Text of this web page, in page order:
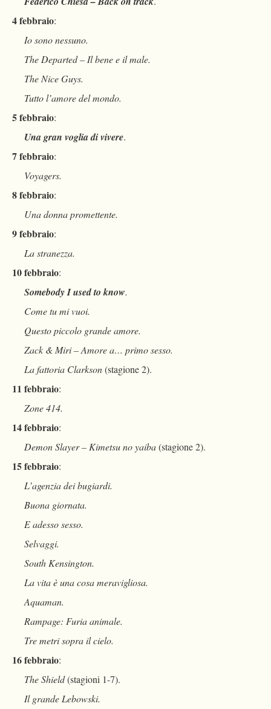
4 febbraio:
Io sono nessuno.
The Departed – Il bene e il male.
The Nice Guys.
Tutto l’amore del mondo.
5 febbraio:
Una gran voglia di vivere.
7 febbraio:
Voyagers.
8 febbraio:
Una donna promettente.
9 febbraio:
La stranezza.
10 febbraio:
Somebody I used to know.
Come tu mi vuoi.
Questo piccolo grande amore.
Zack & Miri – Amore a… primo sesso.
La fattoria Clarkson(stagione 2).
11 febbraio:
Zone 414.
14 febbraio:
Demon Slayer – Kimetsu no yaiba(stagione 2).
15febbraio:
L’agenzia dei bugiardi.
Buona giornata.
E adesso sesso.
Selvaggi.
South Kensington.
La vita è una cosa meravigliosa.
Aquaman.
Rampage: Furia animale.
Tre metri sopra il cielo.
16 febbraio:
The Shield(stagioni 1-7).
Il grande Lebowski.